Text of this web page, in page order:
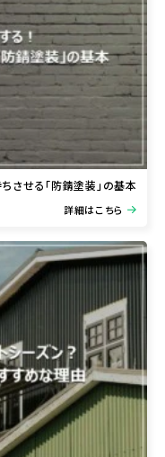
させる「防錆塗装」の基本
詳細はこちら